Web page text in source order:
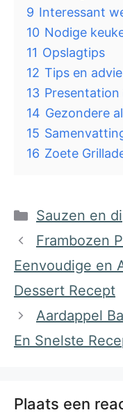
9 Interessant
10 Nodige
11 Opslagtips
12 Tips en
13 Presentation
14 Gezondere
15
16 Zoete
Categorieën
Sauzen en
Frambozen
Eenvoudige en
Dessert Recept
Aardappel
En Snelste
Plaats een